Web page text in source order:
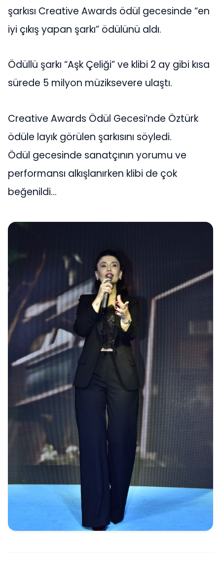
şarkısı Creative Awards ödül gecesinde “en
iyi çıkış yapan şarkı” ödülünü aldı.
Ödüllü şarkı “Aşk Çeliği” ve klibi 2 ay gibi kısa
sürede 5 milyon müziksevere ulaştı.
Creative Awards Ödül Gecesi’nde Öztürk
ödüle layık görülen şarkısını söyledi.
Ödül gecesinde sanatçının yorumu ve
performansı alkışlanırken klibi de çok
beğenildi…